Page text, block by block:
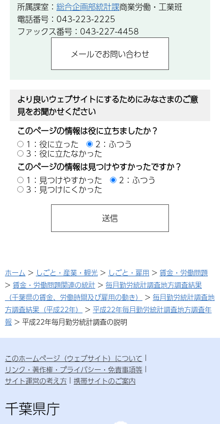
所属課室： 総合企画部統計課商業労働・工業班
電話番号：043-223-2225
ファックス番号：043-227-4458
より良いウェブサイトにするためにみなさまのご意
見をお聞かせください
このページの情報は役に立ちましたか？
1：役に立った
2：ふつう
3：役に立たなかった
このページの情報は見つけやすかったですか？
1：見つけやすかった
2：ふつう
3：見つけにくかった
ホーム > しごと・産業・観光 > しごと・雇用 > 賃金・労働問題
> 賃金・労働問題関連の統計 > 毎月勤労統計調査地方調査結果
（千葉県の賃金、労働時間及び雇用の動き）
> 毎月勤労統計調査地
方調査結果（平成22年）
> 平成22年毎月勤労統計調査地方調査年
報 > 平成22年毎月勤労統計調査の説明
このホームページ（ウェブサイト）について
リンク・著作権・プライバシー・免責事項等
サイト運営の考え方
携帯サイトのご案内
千葉県庁